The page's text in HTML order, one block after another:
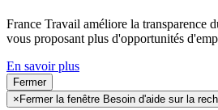
France Travail améliore la transparence
vous proposant plus d'opportunités
En savoir plus
Fermer
× Fermer la fenêtre Besoin d'aide sur la